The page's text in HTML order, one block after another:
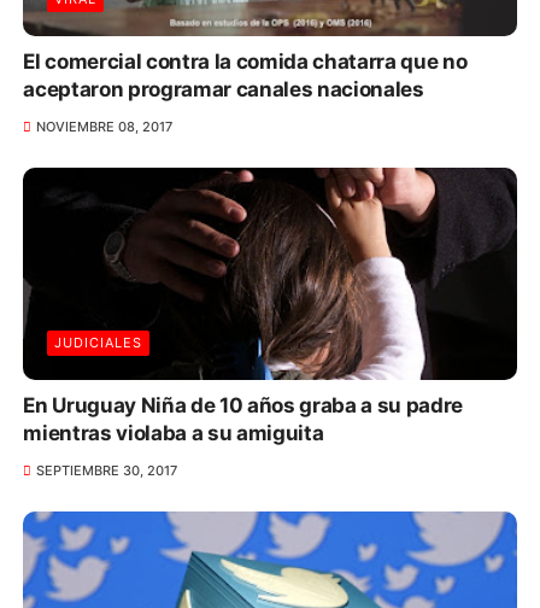
El comercial contra la comida chatarra que no
aceptaron programar canales nacionales
NOVIEMBRE 08, 2017
JUDICIALES
En Uruguay Niña de 10 años graba a su padre
mientras violaba a su amiguita
SEPTIEMBRE 30, 2017